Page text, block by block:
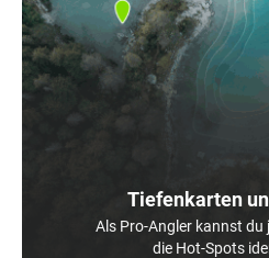
Tiefenkarten
Als Pro-Angler kannst du
die Hot-Spots